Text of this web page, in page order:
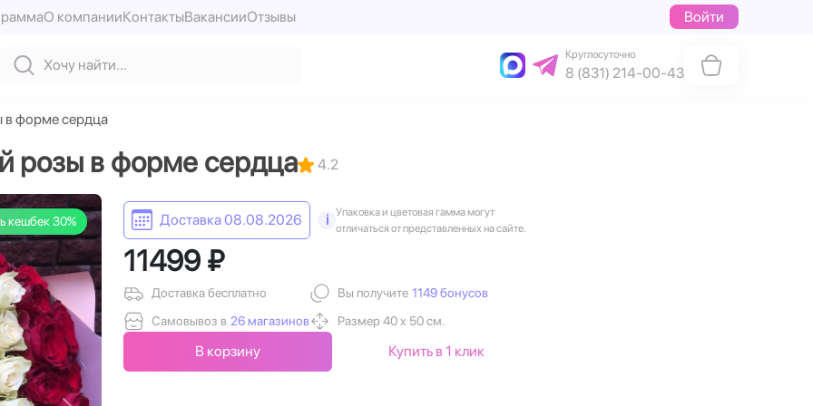
О компанииКонтактыВакансииОтзывы Войти
Круглосуточно
8 (831) 214-00-43
в форме сердца
розы в форме сердца 4.2
кешбек 30% Доставка 08.08.2026 i
Упаковка и цветовая гамма могут
отличаться от представленных на сайте.
11499 ₽
Доставка бесплатно
Самовывоз в 26 магазинов
Вы получите 1149 бонусов
Размер 40 х 50 см.
В корзину Купить в 1 клик